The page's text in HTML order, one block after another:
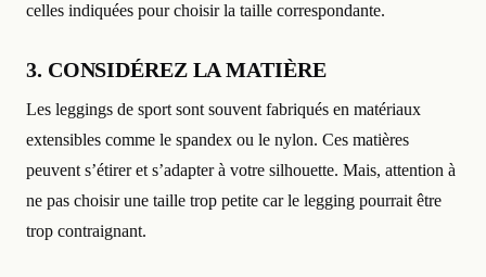
celles indiquées pour choisir la taille correspondante.
3. CONSIDÉREZ LA MATIÈRE
Les leggings de sport sont souvent fabriqués en matériaux
extensibles comme le spandex ou le nylon. Ces matières
peuvent s’étirer et s’adapter à votre silhouette. Mais, attention à
ne pas choisir une taille trop petite car le legging pourrait être
trop contraignant.